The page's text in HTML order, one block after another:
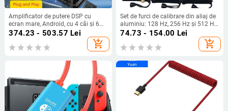
Amplificator de putere DSP cu
ecran mare, Android, cu 4 căi și 6
căi, fără pierderi, pentru modificarea
audio auto, en-gros, plug and play
374.23 - 503.57 Lei
add_shopping_cart
Set de furci de calibrare din aliaj de
aluminiu: 128 Hz, 256 Hz și 512 Hz,
cu suport triunghiular sau bază,
74.73 - 154.00 Lei
add_shopping_cart